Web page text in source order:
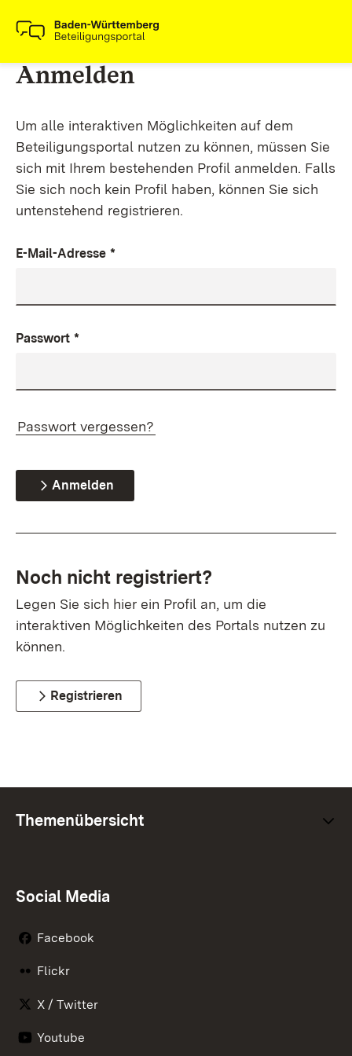
Anmelden
Um alle interaktiven Möglichkeiten auf dem
Beteiligungsportal nutzen zu können, müssen Sie
sich mit Ihrem bestehenden Profil anmelden. Falls
Sie sich noch kein Profil haben, können Sie sich
untenstehend registrieren.
E-Mail-Adresse *
Passwort *
Passwort vergessen?
Anmelden
Noch nicht registriert?
Legen Sie sich hier ein Profil an, um die
interaktiven Möglichkeiten des Portals nutzen zu
können.
Registrieren
Themenübersicht
Social Media
Facebook
Flickr
X / Twitter
Youtube